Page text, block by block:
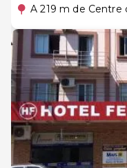
A 219 m de Centre